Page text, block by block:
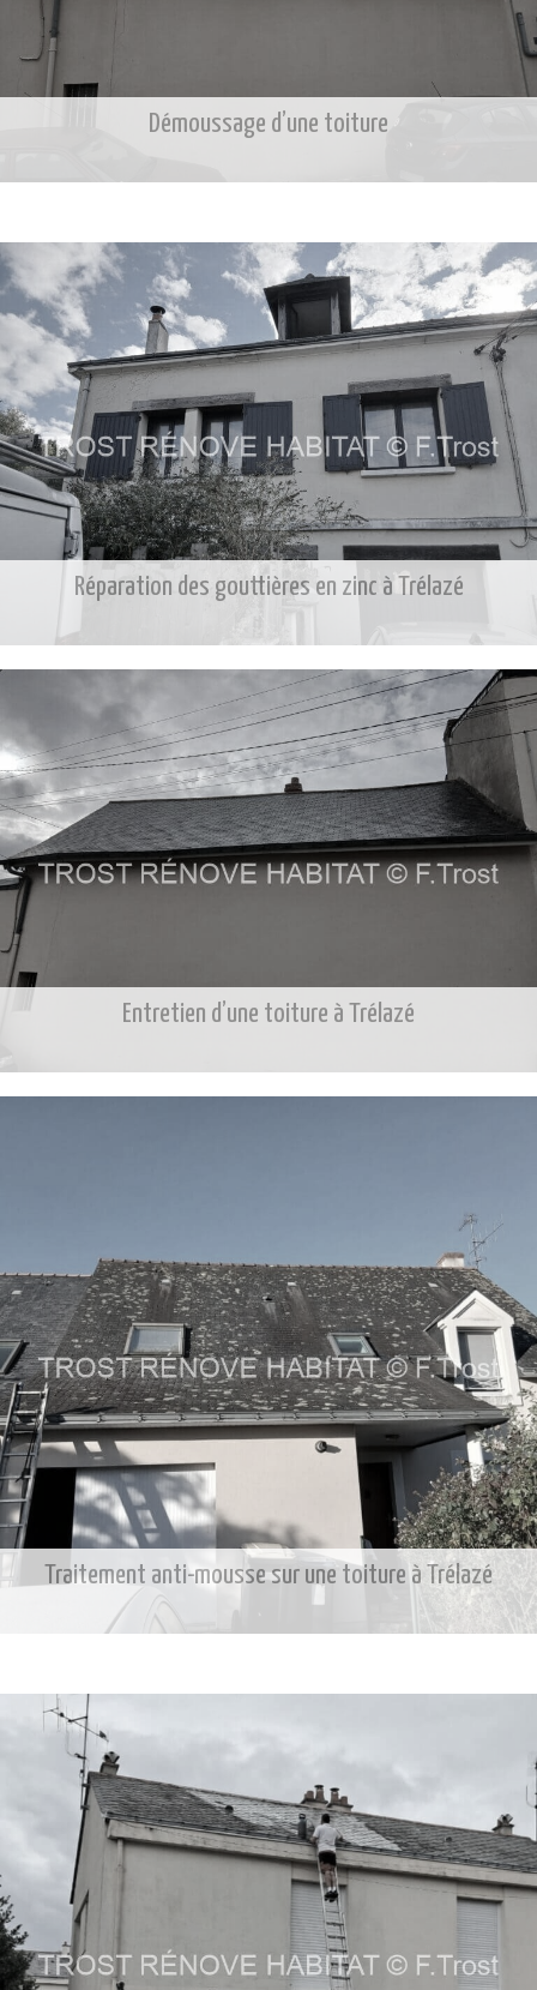
Démoussage d’une toiture
Réparation des gouttières en zinc à Trélazé
Entretien d’une toiture à Trélazé
Traitement anti-mousse sur une toiture à Trélazé